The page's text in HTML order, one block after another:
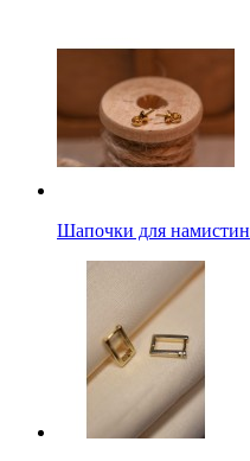
Шапочки для намистин